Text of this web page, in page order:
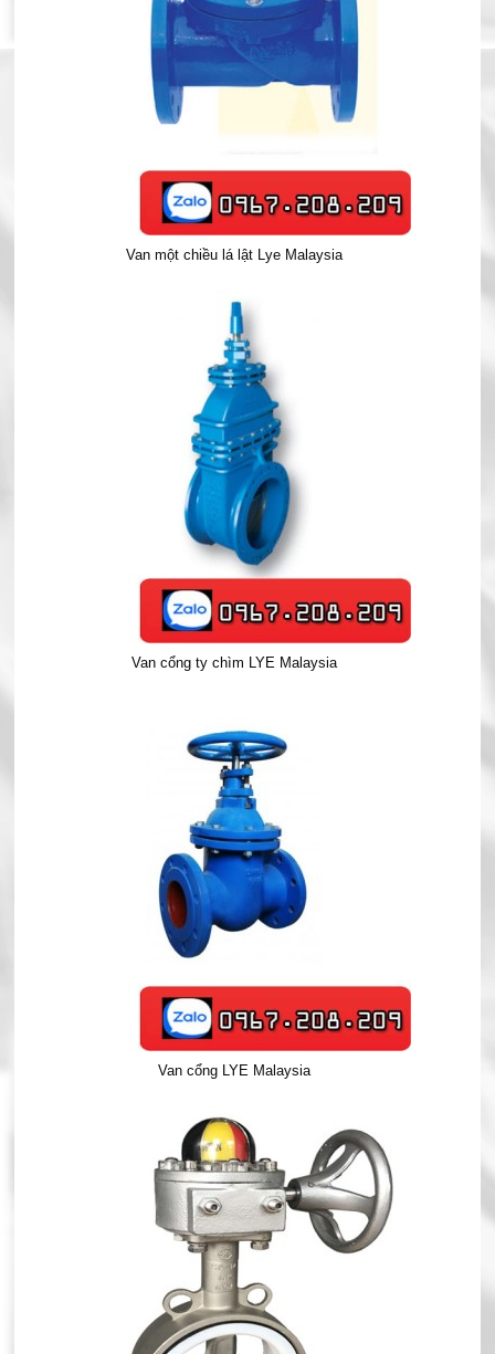
Van một chiều lá lật Lye Malaysia
Van cổng ty chìm LYE Malaysia
Van cổng LYE Malaysia